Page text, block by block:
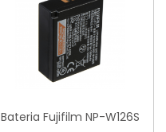
Bateria Fujifilm NP-W126S